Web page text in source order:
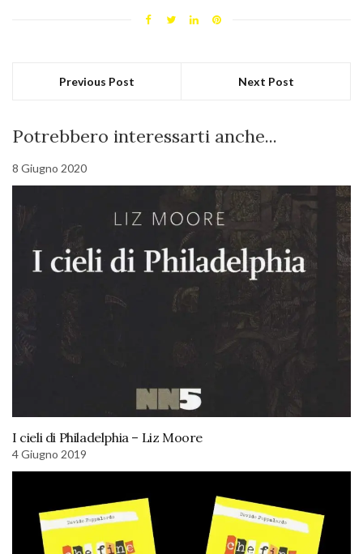
Previous Post Next Post
Potrebbero interessarti anche...
8 Giugno 2020
I cieli di Philadelphia – Liz Moore
4 Giugno 2019